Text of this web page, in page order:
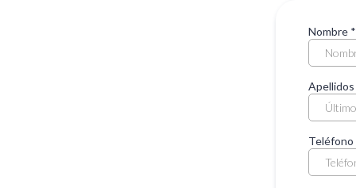
Nombre *
Apellidos
Teléfono